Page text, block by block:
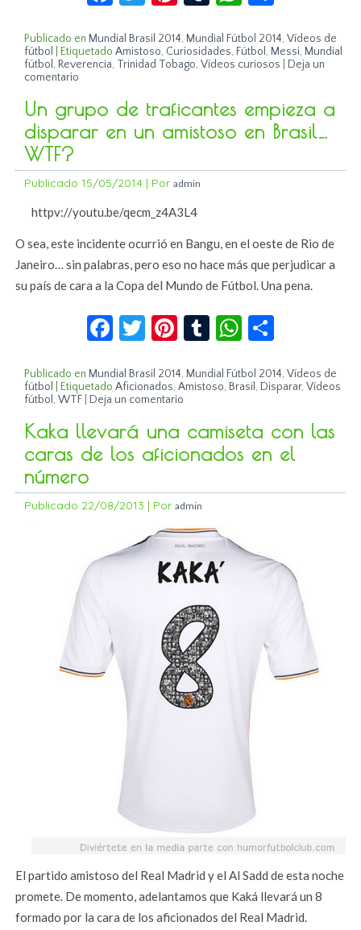
Publicado en Mundial Brasil 2014, Mundial Fútbol 2014,Vídeos de
fútbol
Etiquetado Amistoso, Curiosidades, Fútbol , Messi, Mundial
fútbol , Reverencia, Trinidad Tobago,Vídeos curiosos
Deja un
comentario
Un grupo de traficantes empieza a
disparar en un amistoso en Brasil…
WTF?
Publicado 15/05/2014 | Por admin
httpv://youtu.be/qecm_z4A3L4
O sea, este incidente ocurrió en Bangu, en el oeste de Rio de
Janeiro… sin palabras, pero eso no hace más que perjudicar a
su país de cara a la Copa del Mundo de Fútbol. Una pena.
Facebook
Twitter
Pinterest
TumblrWhatsApp
Publicado en Mundial Brasil 2014, Mundial Fútbol 2014,Vídeos de
fútbol
Etiquetado Aficionados,Amistoso, Brasil , Disparar,Vídeos
fútbol ,WTF Deja un comentario
Kaka llevará una camiseta con las
caras de los aficionados en el
número
Publicado 22/08/2013 | Por admin
El partido amistoso del Real Madrid y el Al Sadd de esta noche
promete. De momento, adelantamos que Kaká llevará un 8
formado por la cara de los aficionados del Real Madrid.